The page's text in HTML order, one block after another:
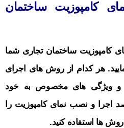
کامپوزیت ساختمان
کامپوزیت ساختمان تجاری شما
عمل نمایید. هر کدام از روش های اجرای
و ویژگی های مخصوص به خود
اجرا و نصب نمای کامپوزیت را
روش ها استفاده کنید.